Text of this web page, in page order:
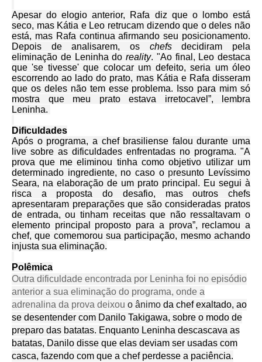
Apesar do elogio anterior, Rafa diz que o lombo está
seco, mas Kátia e Leo retrucam dizendo que o deles não
está, mas Rafa continua afirmando seu posicionamento.
Depois de analisarem, os chefsdecidiram pela
eliminação de Leninha do reality. "Ao final, Leo destaca
que 'se tivesse' que colocar um defeito, seria um óleo
escorrendo ao lado do prato, mas Kátia e Rafa disseram
que os deles não tem esse problema. Isso para mim só
mostra que meu prato estava irretocavel”, lembra
Leninha.
Dificuldades
Após o programa, a chef brasiliense falou durante uma
live sobre as dificuldades enfrentadas no programa. "A
prova que me eliminou tinha como objetivo utilizar um
determinado ingrediente, no caso o presunto Levíssimo
Seara, na elaboração de um prato principal. Eu segui à
risca a proposta do desafio, mas outros chefs
apresentaram preparações que são consideradas pratos
de entrada, ou tinham receitas que não ressaltavam o
elemento principal proposto para a prova”, reclamou a
chef, que comemorou sua participação, mesmo achando
injusta sua eliminação.
Polêmica
Outra dificuldade encontrada por Leninha foi no episódio
anterior a sua eliminação do programa, onde a
adrenalina da prova deixou o ânimo da chef exaltado, ao
se desentender com Danilo Takigawa, sobre o modo de
preparo das batatas. Enquanto Leninha descascava as
batatas, Danilo disse que elas deviam ser usadas com
casca, fazendo com que a chef perdesse a paciência.